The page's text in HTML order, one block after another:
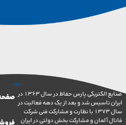
صنایع الکتریکی پارس حفاظ در سال 1363 در
شد و بعد از یک دهه فعالیت در
سال 1373 با نظارت و مشارکت فنی شرکت
و مشارکت بخش دولتی در ایران
صفحه اصلی
فروشگاه